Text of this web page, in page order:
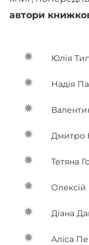
автори
Юлія
Надія
Дмитро
Тетяна
Діана
Аліса